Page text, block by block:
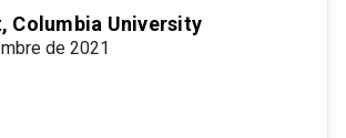
Columbia University
de 2021